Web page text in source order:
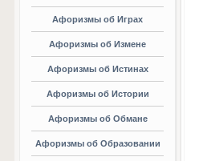
Афоризмы об Играх
Афоризмы об Измене
Афоризмы об Истинах
Афоризмы об Истории
Афоризмы об Обмане
Афоризмы об Образовании